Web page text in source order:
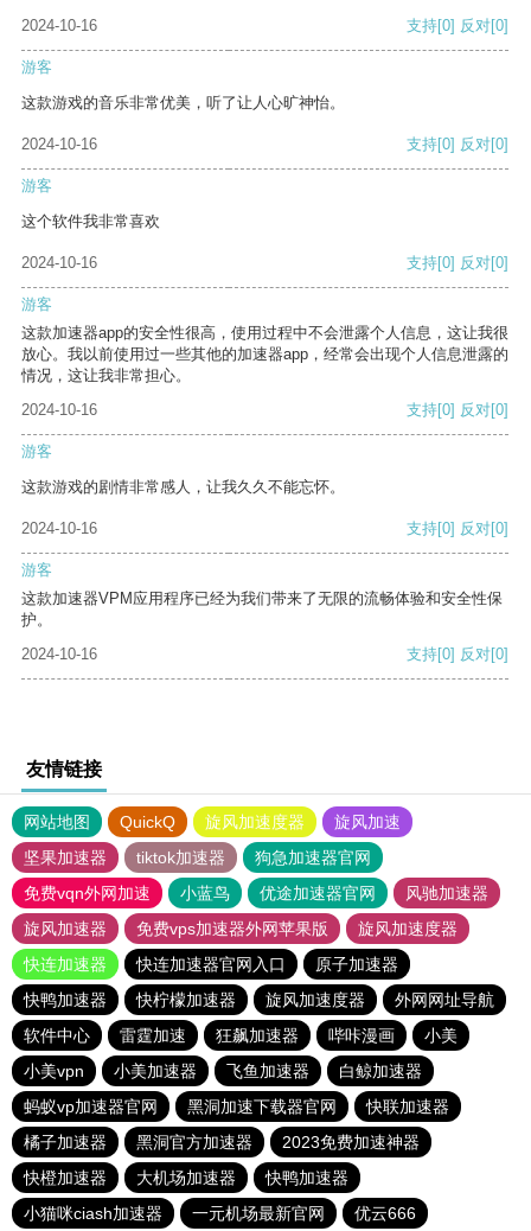
2024-10-16 支持[0] 反对[0]
游客
这款游戏的音乐非常优美，听了让人心旷神怡。
2024-10-16 支持[0] 反对[0]
游客
这个软件我非常喜欢
2024-10-16 支持[0] 反对[0]
游客
这款加速器app的安全性很高，使用过程中不会泄露个人信息，这让我很
放心。我以前使用过一些其他的加速器app，经常会出现个人信息泄露的
情况，这让我非常担心。
2024-10-16
支持[0] 反对[0]
游客
这款游戏的剧情非常感人，让我久久不能忘怀。
2024-10-16 支持[0] 反对[0]
游客
这款加速器VPM应用程序已经为我们带来了无限的流畅体验和安全性保
护。
2024-10-16
支持[0] 反对[0]
友情链接
网站地图 QuickQ 旋风加速度器
旋风加速
坚果加速器
tiktok加速器
狗急加速器官网
免费vqn外网加速
小蓝鸟 优途加速器官网
风驰加速器
旋风加速器
免费vps加速器外网苹果版
旋风加速度器
快连加速器
快连加速器官网入口
原子加速器
快鸭加速器
快柠檬加速器 旋风加速度器
外网网址导航
软件中心
雷霆加速 狂飙加速器 哔咔漫画
小美
小美vpn
小美加速器 飞鱼加速器
白鲸加速器
蚂蚁vp加速器官网
黑洞加速下载器官网
快联加速器
橘子加速器
黑洞官方加速器
2023免费加速神器
快橙加速器
大机场加速器
快鸭加速器
小猫咪ciash加速器
一元机场最新官网 优云666